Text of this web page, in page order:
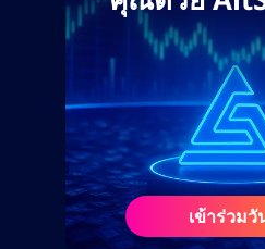
เข้าร่วมวั